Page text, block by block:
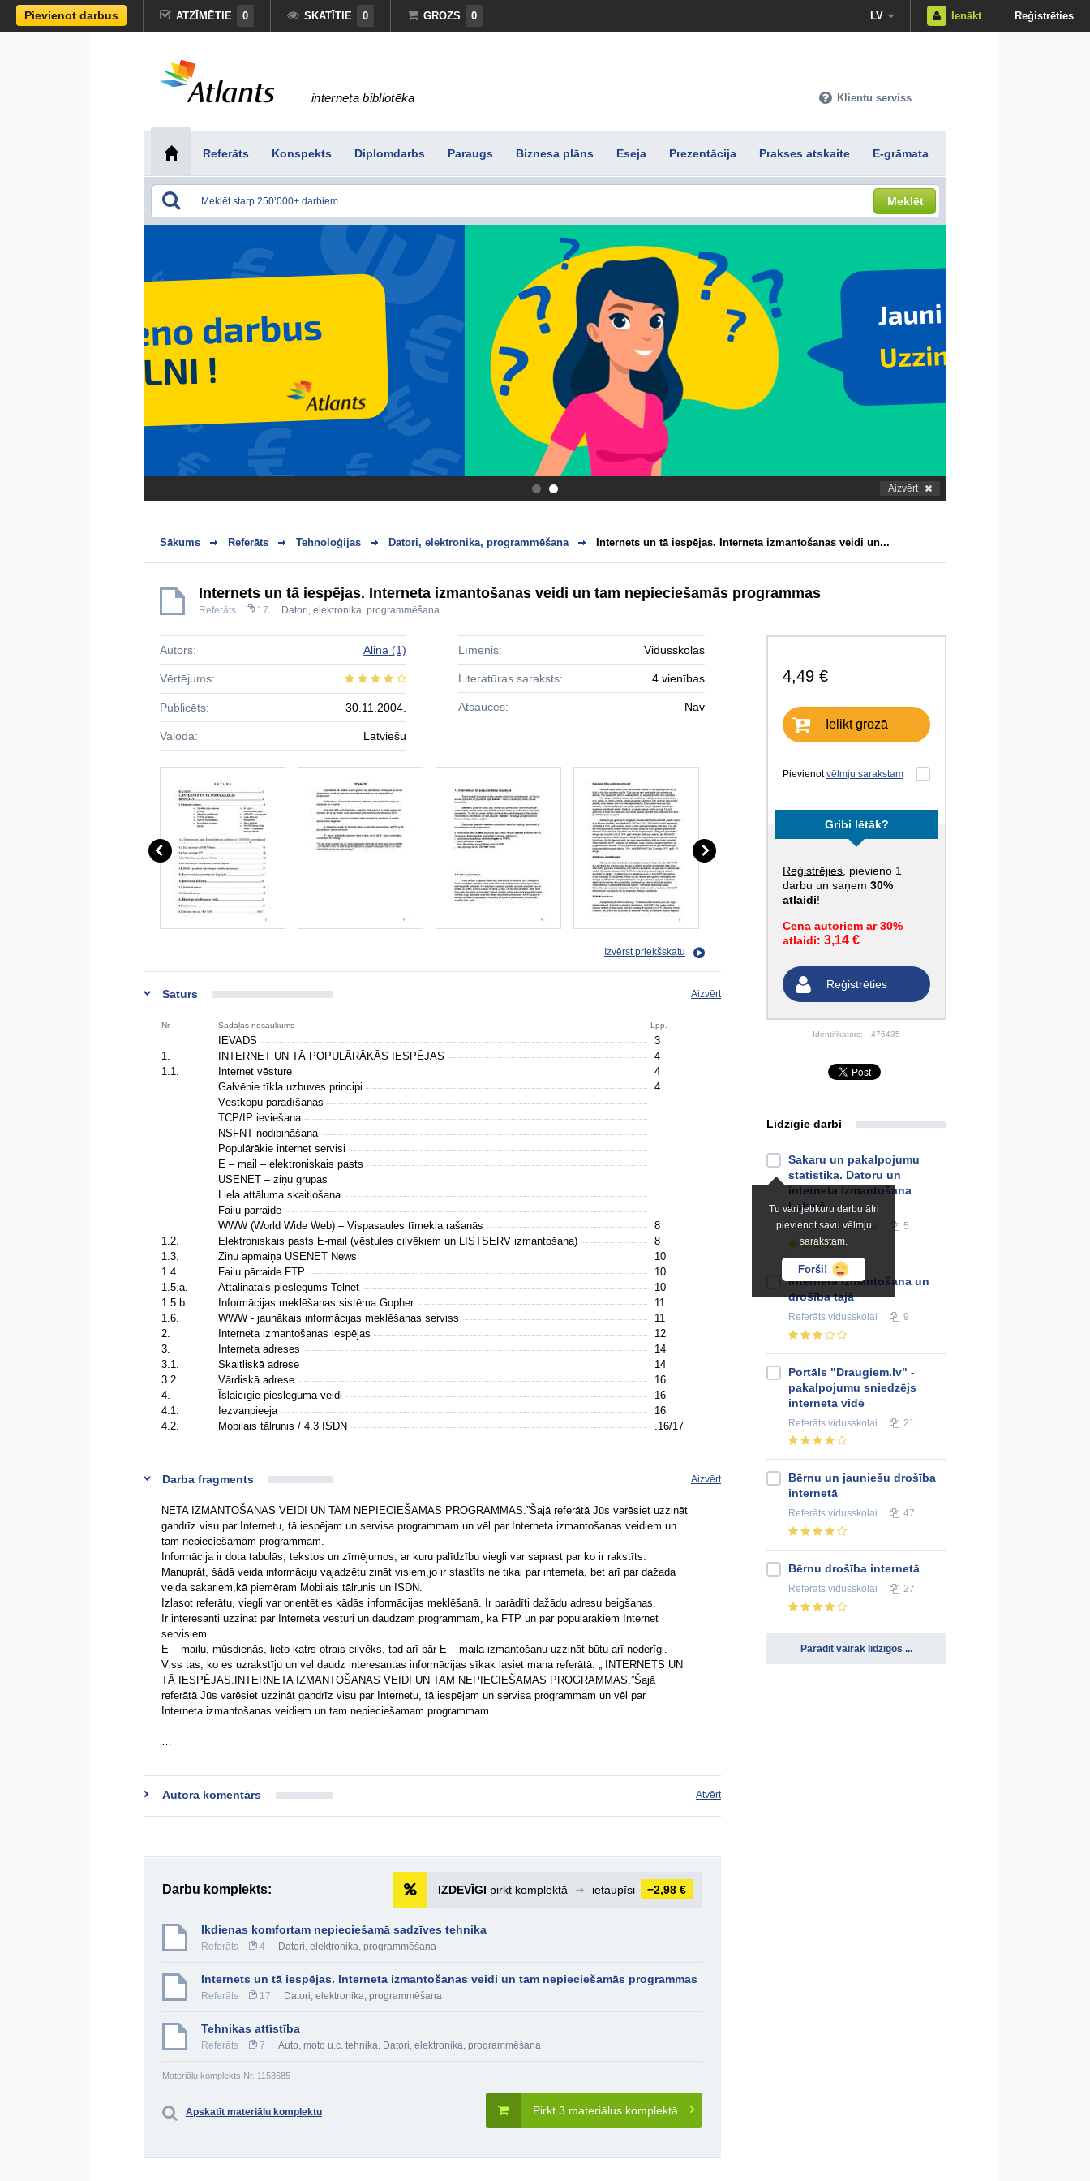
Pievienot darbus ATZĪMĒTIE 0 SKATĪTIE 0 GROZS 0 LV Ienākt Reģistrēties
interneta bibliotēka Klientu serviss
Referāts Konspekts Diplomdarbs Paraugs Biznesa plāns Eseja Prezentācija Prakses atskaite E-grāmata
Meklēt
. Aizvērt
Sākums Referāts Tehnoloģijas Datori, elektronika, programmēšana Internets un tā iespējas. Interneta izmantošanas veidi un...
Internets un tā iespējas. Interneta izmantošanas veidi un tam nepieciešamās programmas
Referāts 17 Datori, elektronika, programmēšana
4,49 €
Ielikt grozā
Pievienotvēlmju sarakstam
Gribi lētāk?
Reģistrējies , pievieno 1
darbu un saņem 30%
atlaidi!
Cena autoriem ar 30%
atlaidi: 3,14 €
Reģistrēties
Identifikators: 476435
Autors: Alina (1)
Vērtējums:
Publicēts: 30.11.2004.
Valoda: Latviešu
Līmenis: Vidusskolas
Literatūras saraksts: 4 vienības
Atsauces: Nav
Izvērst priekšskatu
Saturs Aizvērt
Nr. Sadaļas nosaukums Lpp.
IEVADS
3
1.
INTERNET UN TĀ POPULĀRĀKĀS IESPĒJAS
4
1.1.
Internet vēsture
4
Galvēnie tīkla uzbuves principi
4
Vēstkopu parādīšanās
TCP/IP ieviešana
NSFNT nodibināšana
Populārākie internet servisi
E – mail – elektroniskais pasts
USENET – ziņu grupas
Liela attāluma skaitļošana
Failu pārraide
WWW (World Wide Web) – Vispasaules tīmekļa rašanās
8
1.2.
Elektroniskais pasts E-mail (vēstules cilvēkiem un LISTSERV izmantošana)
8
1.3.
Ziņu apmaiņa USENET News
10
1.4.
Failu pārraide FTP
10
1.5.a.
Attālinātais pieslēgums Telnet
10
1.5.b.
Informācijas meklēšanas sistēma Gopher
11
1.6.
WWW - jaunākais informācijas meklēšanas serviss
11
2.
Interneta izmantošanas iespējas
12
3.
Interneta adreses
14
3.1.
Skaitliskā adrese
14
3.2.
Vārdiskā adrese
16
4.
Īslaicīgie pieslēguma veidi
16
4.1.
Iezvanpieeja
16
4.2.
Mobilais tālrunis / 4.3 ISDN .16/17
Darba fragments Aizvērt
NETA IZMANTOŠANAS VEIDI UN TAM NEPIECIEŠAMAS PROGRAMMAS.”Šajā referātā Jūs varēsiet uzzināt
gandrīz visu par Internetu, tā iespējam un servisa programmam un vēl par Interneta izmantošanas veidiem un
tam nepieciešamam programmam.
Informācija ir dota tabulās, tekstos un zīmējumos, ar kuru palīdzību viegli var saprast par ko ir rakstīts.
Manuprāt, šādā veida informāciju vajadzētu zināt visiem,jo ir stastīts ne tikai par interneta, bet arī par dažada
veida sakariem,kā piemēram Mobilais tālrunis un ISDN.
Izlasot referātu, viegli var orientēties kādās informācijas meklēšanā. Ir parādīti dažādu adresu beigšanas.
Ir interesanti uzzināt pār Interneta vēsturi un daudzām programmam, kā FTP un pār populārākiem Internet
servisiem.
E – mailu, mūsdienās, lieto katrs otrais cilvēks, tad arī pār E – maila izmantošanu uzzināt būtu arī noderīgi.
Viss tas, ko es uzrakstīju un vel daudz interesantas informācijas sīkak lasiet mana referātā: „ INTERNETS UN
TĀ IESPĒJAS.INTERNETA IZMANTOŠANAS VEIDI UN TAM NEPIECIEŠAMAS PROGRAMMAS.”Šajā
referātā Jūs varēsiet uzzināt gandrīz visu par Internetu, tā iespējam un servisa programmam un vēl par
Interneta izmantošanas veidiem un tam nepieciešamam programmam.
…
Autora komentārs Atvērt
Darbu komplekts: IZDEVĪGI pirkt komplektā ➞ ietaupīsi −2,98 €
Ikdienas komfortam nepieciešamā sadzīves tehnika
Referāts 4 Datori, elektronika, programmēšana
Internets un tā iespējas. Interneta izmantošanas veidi un tam nepieciešamās programmas
Referāts 17 Datori, elektronika, programmēšana
Tehnikas attīstība
Referāts 7 Auto, moto u.c. tehnika, Datori, elektronika, programmēšana
Materiālu komplekts Nr. 1153685
Pirkt 3 materiālus komplektā
Apskatīt materiālu komplektu
Līdzīgie darbi
Tu vari jebkuru darbu ātri
pievienot savu vēlmju
sarakstam.
Forši!
Sakaru un pakalpojumu
statistika. Datoru un
interneta izmantošana
Latvijā
Referātsvidusskolai 5
Interneta izmantošana un
drošība tajā
Referāts vidusskolai 9
Portāls "Draugiem.lv" -
pakalpojumu sniedzējs
interneta vidē
Referāts vidusskolai 21
Bērnu un jauniešu drošība
internetā
Referāts vidusskolai 47
Bērnu drošība internetā
Referāts vidusskolai 27
Parādīt vairāk līdzīgos ...